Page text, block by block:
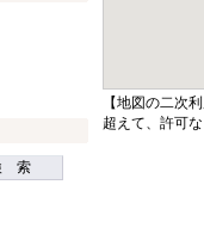
索
【地図の二次
超えて、許可